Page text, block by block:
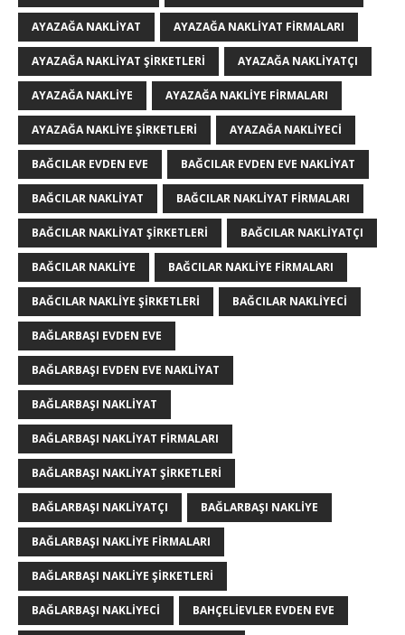
AYAZAĞA NAKLIYAT AYAZAĞA NAKLIYAT FIRMALARI
AYAZAĞA NAKLIYAT ŞIRKETLERI AYAZAĞA NAKLIYATÇI
AYAZAĞA NAKLIYE AYAZAĞA NAKLIYE FIRMALARI
AYAZAĞA NAKLIYE ŞIRKETLERI AYAZAĞA NAKLIYECI
BAĞCILAR EVDEN EVE BAĞCILAR EVDEN EVE NAKLIYAT
BAĞCILAR NAKLIYAT BAĞCILAR NAKLIYAT FIRMALARI
BAĞCILAR NAKLIYAT ŞIRKETLERI BAĞCILAR NAKLIYATÇI
BAĞCILAR NAKLIYE BAĞCILAR NAKLIYE FIRMALARI
BAĞCILAR NAKLIYE ŞIRKETLERI BAĞCILAR NAKLIYECI
BAĞLARBAŞI EVDEN EVE
BAĞLARBAŞI EVDEN EVE NAKLIYAT
BAĞLARBAŞI NAKLIYAT
BAĞLARBAŞI NAKLIYAT FIRMALARI
BAĞLARBAŞI NAKLIYAT ŞIRKETLERI
BAĞLARBAŞI NAKLIYATÇI BAĞLARBAŞI NAKLIYE
BAĞLARBAŞI NAKLIYE FIRMALARI
BAĞLARBAŞI NAKLIYE ŞIRKETLERI
BAĞLARBAŞI NAKLIYECI BAHÇELIEVLER EVDEN EVE